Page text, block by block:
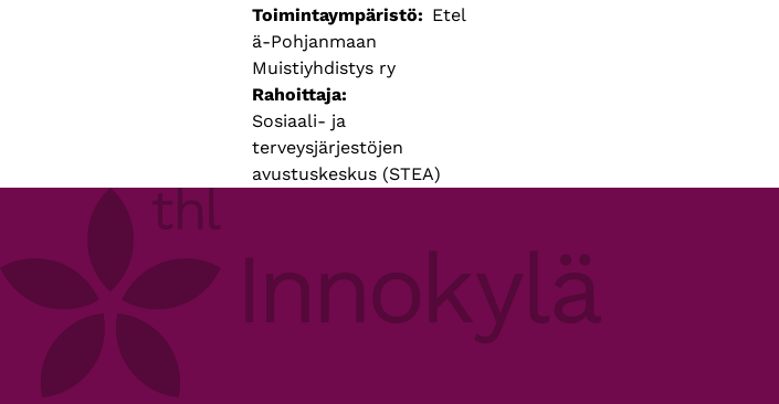
Toimintaympäristö
Etel
ä-Pohjanmaan
Muistiyhdistys ry
Rahoittaja
Sosiaali- ja
terveysjärjestöjen
avustuskeskus (STEA)